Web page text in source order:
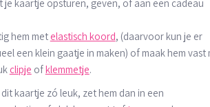
je kaartje opsturen, geven, of aan een cadeau
hem met elastisch koord, (daarvoor kun je er
een klein gaatje in maken) of maak hem vast
clipje ofklemmetje.
dit kaartje zó leuk, zet hem dan in een